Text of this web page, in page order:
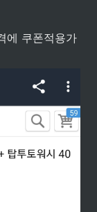
에 쿠폰적용가